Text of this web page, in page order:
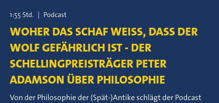
1:55 Std. | Podcast
WOHER DAS SCHAF WEISS, DASS DER W
OLF GEFÄHRLICH IST - DER S
CHELLINGPREISTRÄGER PETER A
DAMSON ÜBER PHILOSOPHIE
Von der Philosophie der (Spät-)Antike schlägt der Podcast